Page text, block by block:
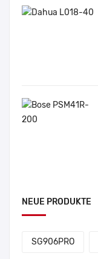
NEUE PRODUKTE
SG906PRO